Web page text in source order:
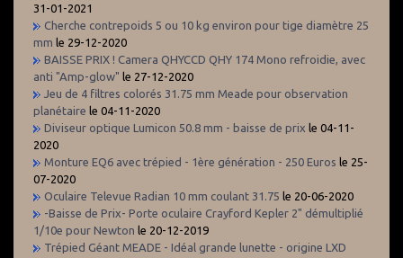
31-01-2021
Cherche contrepoids 5 ou 10 kg environ pour tige diamètre 25
mm le 29-12-2020
BAISSE PRIX ! Camera QHYCCD QHY 174 Mono refroidie, avec
anti "Amp-glow" le 27-12-2020
Jeu de 4 filtres colorés 31.75 mm Meade pour observation
planétaire le 04-11-2020
Diviseur optique Lumicon 50.8 mm - baisse de prix le 04-11-
2020
Monture EQ6 avec trépied - 1ère génération - 250 Euros le 25-
07-2020
Oculaire Televue Radian 10 mm coulant 31.75 le 20-06-2020
-Baisse de Prix- Porte oculaire Crayford Kepler 2" démultiplié
1/10e pour Newton le 20-12-2019
Trépied Géant MEADE - Idéal grande lunette - origine LXD